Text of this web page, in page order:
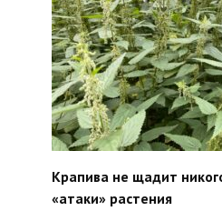
Крапива не щадит
«атаки» растения